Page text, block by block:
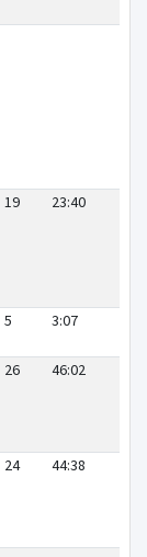
19 23:40
5 3:07
26 46:02
24 44:38